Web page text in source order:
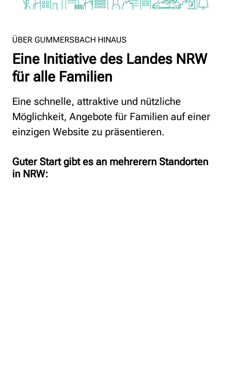
ÜBER GUMMERSBACH HINAUS
Eine Initiative des Landes NRW
für alle Familien
Eine schnelle, attraktive und nützliche
Möglichkeit, Angebote für Familien auf einer
einzigen Website zu präsentieren.
Guter Start gibt es an mehrerern Standorten
in NRW: